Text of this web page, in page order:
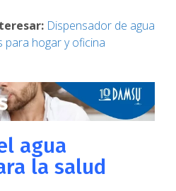
Dispensador de agua
para hogar y oficina
agua
la salud